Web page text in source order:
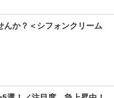
んか？＜シフォンクリーム